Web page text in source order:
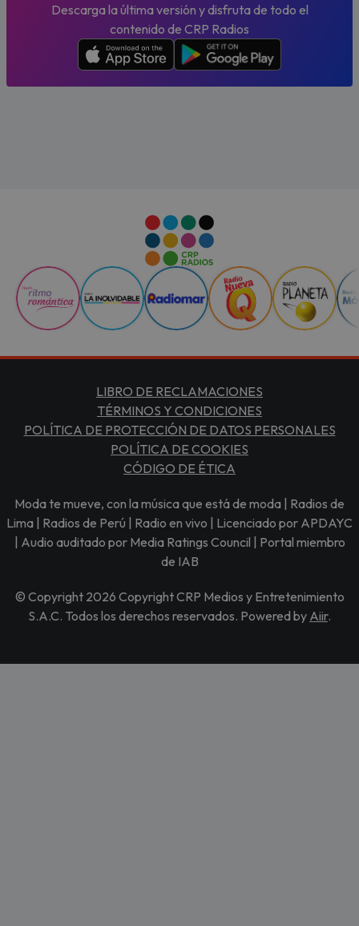
Descarga la última versión y disfruta de todo el
contenido de CRP Radios
LIBRO DE RECLAMACIONES
TÉRMINOS Y CONDICIONES
POLÍTICA DE PROTECCIÓN DE DATOS PERSONALES
POLÍTICA DE COOKIES
CÓDIGO DE ÉTICA
Moda te mueve, con la música que está de moda | Radios de
Lima | Radios de Perú | Radio en vivo | Licenciado por APDAYC
| Audio auditado por Media Ratings Council | Portal miembro
de IAB
© Copyright 2026 Copyright CRP Medios y Entretenimiento
S.A.C. Todos los derechos reservados. Powered by Aiir.